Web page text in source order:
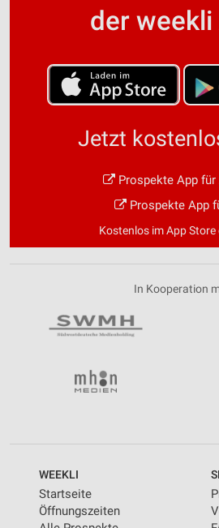
der weekli
Jetzt
Prospekte App für
Prospekte App
Kostenlos im App Store
In Kooperation
WEEKLI
Startseite
Öffnungszeiten